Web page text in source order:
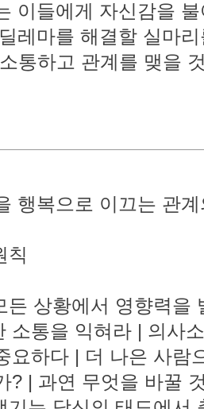
이들에게 자신감을
레마를 해결할 실마
통하고 관계를 맺을
행복으로 이끄는 관
칙
든 상황에서 영향력을
소통을 익혀라 | 의사
요하다 | 더 나은 사람
? | 과연 무엇을 바꿀